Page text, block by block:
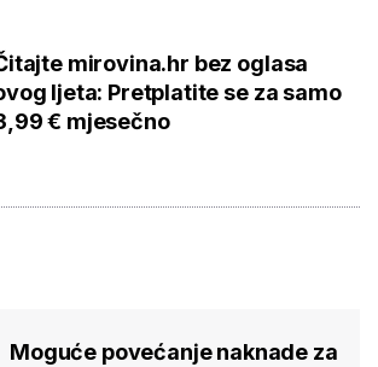
mirovina.hr bez oglasa
ljeta: Pretplatite se za samo
€ mjesečno
Moguće povećanje naknade za